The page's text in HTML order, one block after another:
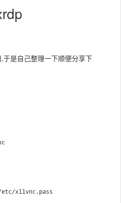
是自己整理一下顺便分享下
x11vnc.pass